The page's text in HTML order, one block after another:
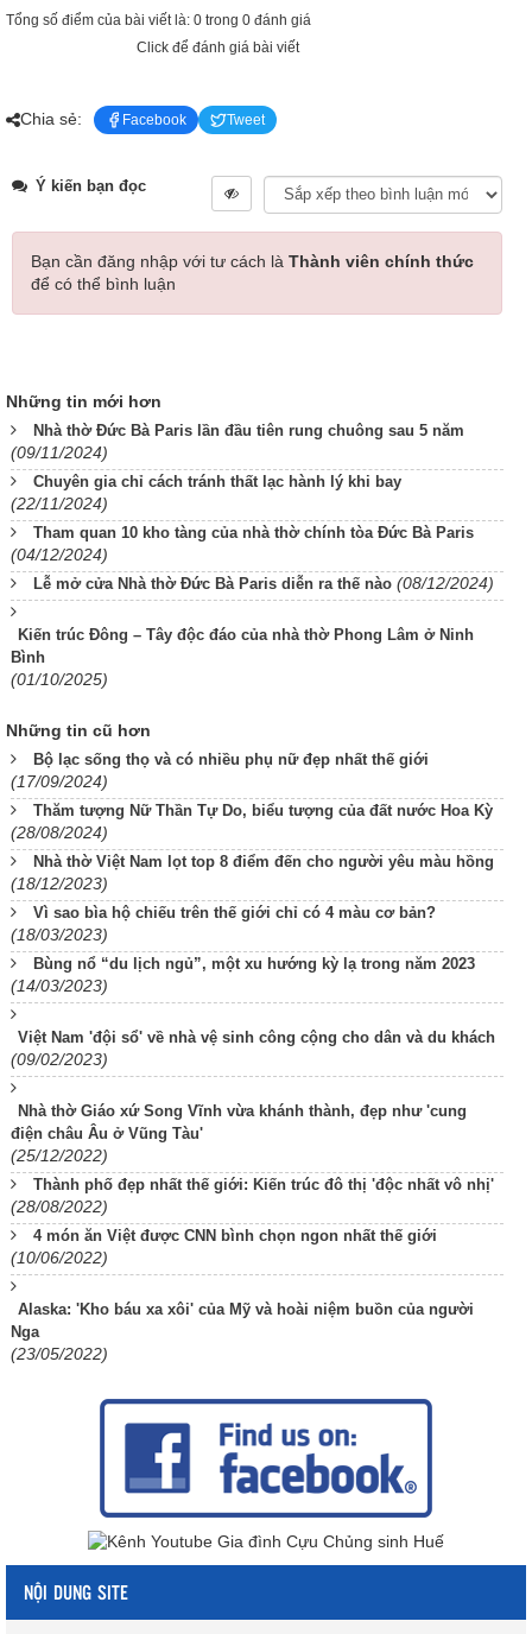
Tổng số điểm của bài viết là: 0 trong 0 đánh giá
Click để đánh giá bài viết
Chia sẻ: Facebook Tweet
Ý kiến bạn đọc
Bạn cần đăng nhập với tư cách là Thành viên chính thức
để có thể bình luận
Những tin mới hơn
Nhà thờ Đức Bà Paris lần đầu tiên rung chuông sau 5 năm
(09/11/2024)
Chuyên gia chỉ cách tránh thất lạc hành lý khi bay
(22/11/2024)
Tham quan 10 kho tàng của nhà thờ chính tòa Đức Bà Paris
(04/12/2024)
Lễ mở cửa Nhà thờ Đức Bà Paris diễn ra thế nào (08/12/2024)
Kiến trúc Đông – Tây độc đáo của nhà thờ Phong Lâm ở Ninh
Bình
(01/10/2025)
Những tin cũ hơn
Bộ lạc sống thọ và có nhiều phụ nữ đẹp nhất thế giới
(17/09/2024)
Thăm tượng Nữ Thần Tự Do, biểu tượng của đất nước Hoa Kỳ
(28/08/2024)
Nhà thờ Việt Nam lọt top 8 điểm đến cho người yêu màu hồng
(18/12/2023)
Vì sao bìa hộ chiếu trên thế giới chỉ có 4 màu cơ bản?
(18/03/2023)
Bùng nổ “du lịch ngủ”, một xu hướng kỳ lạ trong năm 2023
(14/03/2023)
Việt Nam 'đội sổ' về nhà vệ sinh công cộng cho dân và du khách
(09/02/2023)
Nhà thờ Giáo xứ Song Vĩnh vừa khánh thành, đẹp như 'cung
điện châu Âu ở Vũng Tàu'
(25/12/2022)
Thành phố đẹp nhất thế giới: Kiến trúc đô thị 'độc nhất vô nhị'
(28/08/2022)
4 món ăn Việt được CNN bình chọn ngon nhất thế giới
(10/06/2022)
Alaska: 'Kho báu xa xôi' của Mỹ và hoài niệm buồn của người
Nga
(23/05/2022)
NỘI DUNG SITE